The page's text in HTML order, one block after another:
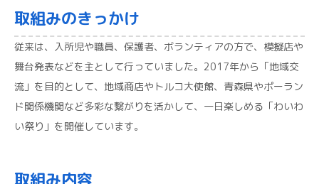
取組みのきっかけ
従来は、入所児や職員、保護者、ボランティアの方で、模擬店や
舞台発表などを主として行っていました。2017年から「地域交
流」を目的として、地域商店やトルコ大使館、青森県やポーラン
ド関係機関など多彩な繋がりを活かして、一日楽しめる「わいわ
い祭り」を開催しています。
取組み内容